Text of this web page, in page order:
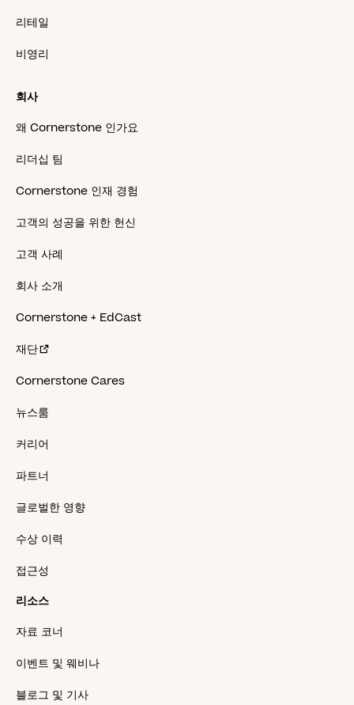
리테일
비영리
회사
왜 Cornerstone 인가요
리더십 팀
Cornerstone 인재 경험
고객의 성공을 위한 헌신
고객 사례
회사 소개
Cornerstone + EdCast
재단
Cornerstone Cares
뉴스룸
커리어
파트너
글로벌한 영향
수상 이력
접근성
리소스
자료 코너
이벤트 및 웨비나
블로그 및 기사